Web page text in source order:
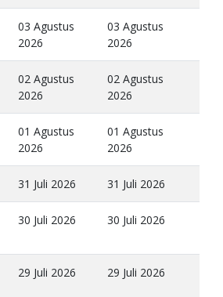
03 Agustus
2026
03 Agustus
2026
02 Agustus
2026
02 Agustus
2026
01 Agustus
2026
01 Agustus
2026
31 Juli 2026 31 Juli 2026
30 Juli 2026 30 Juli 2026
29 Juli 2026 29 Juli 2026